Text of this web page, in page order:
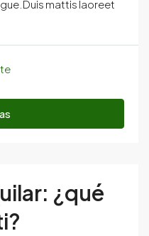
mattis laoreet
¿qué